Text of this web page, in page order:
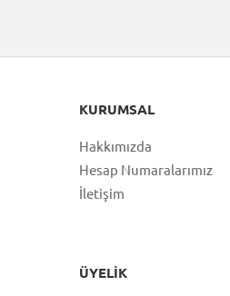
KURUMSAL
Hakkımızda
Hesap Numaralarımız
İletişim
ÜYELIK